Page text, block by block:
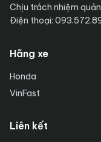
Chịu trách nhiệm
Điện thoại:
Hãng xe
Honda
VinFast
Liên kết